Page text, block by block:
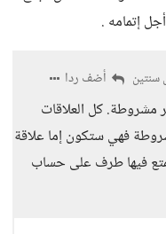
إتمامه .
سنتين أضف ردا
مشروطة. كل العلاقات
فهي ستكون إما علاقة
فيها طرف على حساب